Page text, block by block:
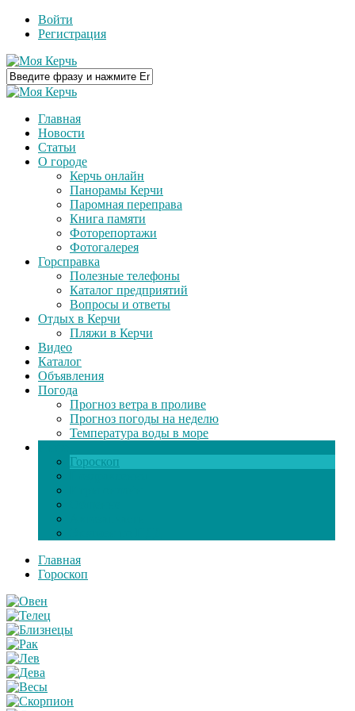
Войти
Регистрация
Главная
Новости
Статьи
О городе
Керчь онлайн
Панорамы Керчи
Паромная переправа
Книга памяти
Фоторепортажи
Фотогалерея
Горсправка
Полезные телефоны
Каталог предприятий
Вопросы и ответы
Отдых в Керчи
Пляжи в Керчи
Видео
Каталог
Объявления
Погода
Прогноз ветра в проливе
Прогноз погоды на неделю
Температура воды в море
Гороскоп
Главная
Гороскоп